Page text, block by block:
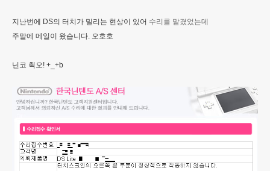
지난번에 DS의 터치가 밀리는 현상이 있어 수리를 맡겼었는데
주말에 메일이 왔습니다. 오호호
닌코 쵝오! +_+b